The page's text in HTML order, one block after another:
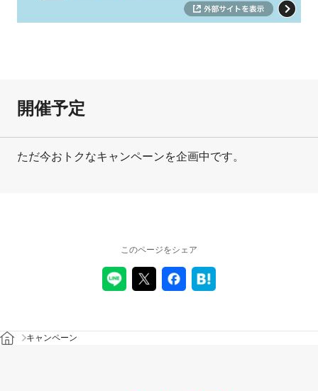
開催予定
ただ今おトクなキャンペーンを企画中です。
このページをシェア
キャンペーン